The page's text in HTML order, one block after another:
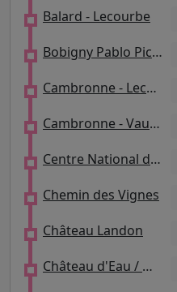
Balard - Lecourbe
Bobigny Pablo Picasso
Cambronne - Lecourbe
Cambronne - Vaugirard
Centre National de la Danse
Chemin des Vignes
Château Landon
Château d'Eau / Mairie du 10e